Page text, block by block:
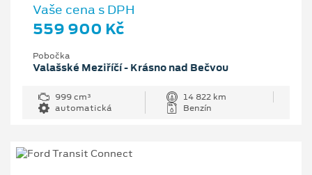
Vaše cena s DPH
559 900 Kč
Pobočka
Valašské Meziříčí - Krásno nad Bečvou
999 cm³
14 822 km
automatická
Benzín